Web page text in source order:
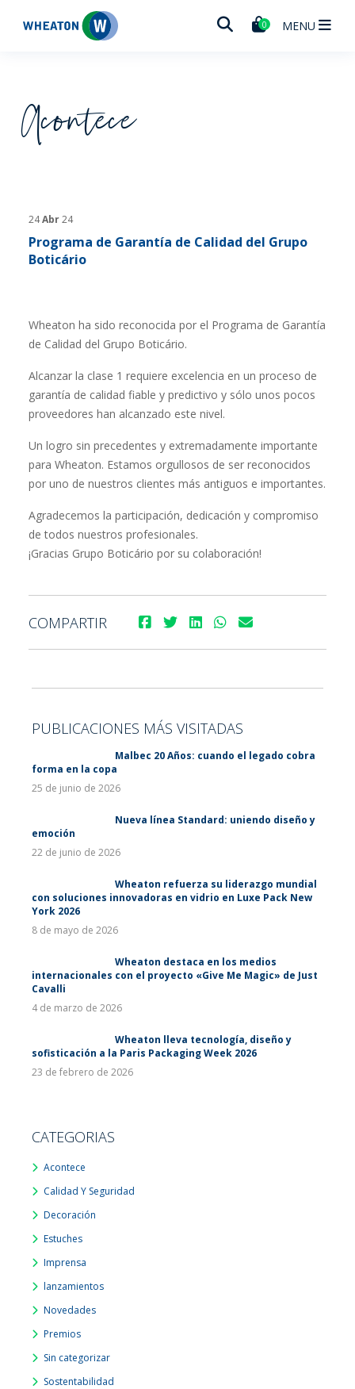
Wheaton 0 MENU
Acontece
24Abr24
Programa de Garantía de Calidad del Grupo
Boticário
Wheaton ha sido reconocida por el Programa de Garantía
de Calidad del Grupo Boticário.
Alcanzar la clase 1 requiere excelencia en un proceso de
garantía de calidad fiable y predictivo y sólo unos pocos
proveedores han alcanzado este nivel.
Un logro sin precedentes y extremadamente importante
para Wheaton. Estamos orgullosos de ser reconocidos
por uno de nuestros clientes más antiguos e importantes.
Agradecemos la participación, dedicación y compromiso
de todos nuestros profesionales.
¡Gracias Grupo Boticário por su colaboración!
COMPARTIR
PUBLICACIONES MÁS VISITADAS
Malbec 20 Años: cuando el legado cobra
forma en la copa
25 de junio de 2026
Nueva línea Standard: uniendo diseño y
emoción
22 de junio de 2026
Wheaton refuerza su liderazgo mundial
con soluciones innovadoras en vidrio en Luxe Pack New
York 2026
8 de mayo de 2026
Wheaton destaca en los medios
internacionales con el proyecto «Give Me Magic» de Just
Cavalli
4 de marzo de 2026
Wheaton lleva tecnología, diseño y
sofisticación a la Paris Packaging Week 2026
23 de febrero de 2026
CATEGORIAS
Acontece
Calidad Y Seguridad
Decoración
Estuches
Imprensa
lanzamientos
Novedades
Premios
Sin categorizar
Sostentabilidad